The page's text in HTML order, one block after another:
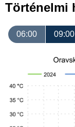
Történelmi
06:00 09:00